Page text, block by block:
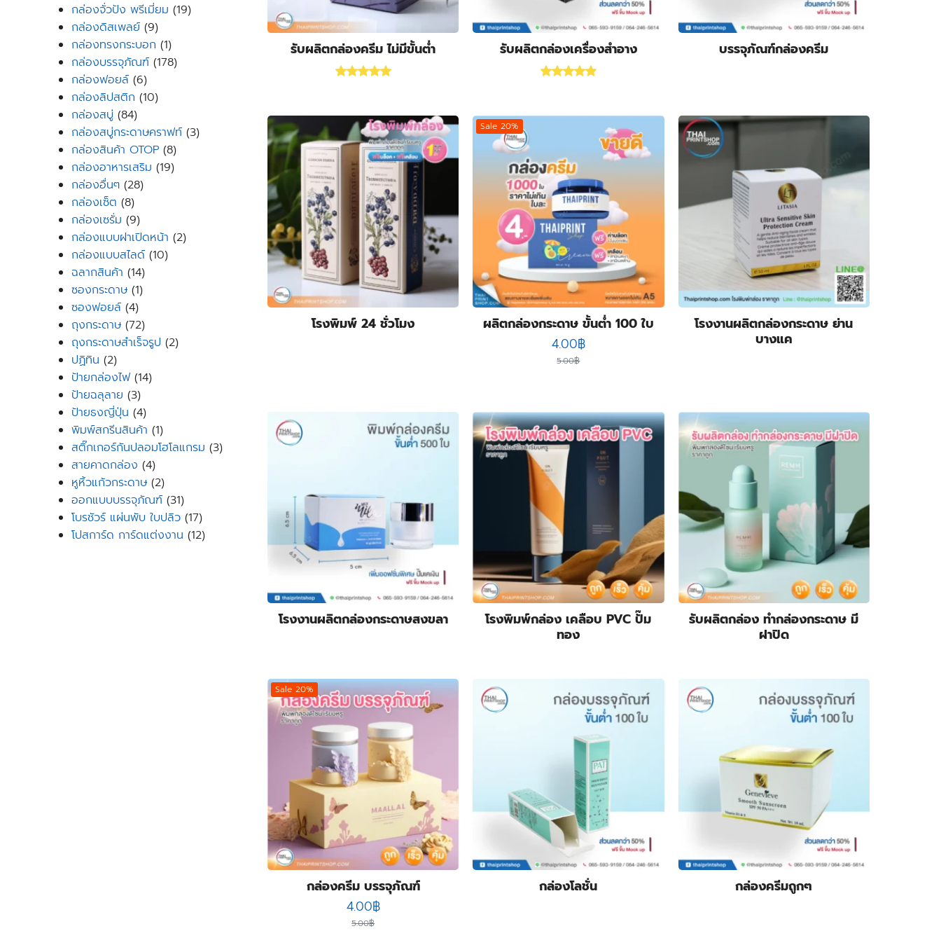
products
กล่องจั่วปัง พรีเมี่ยม 1919
กล่องดิสเพลย์ 99
products
กล่องทรงกระบอก 11
product
กล่องบรรจุภัณฑ์ 178178
กล่องฟอยล์ 66
products
กล่องลิปสติก 1010
กล่องสบู่ 8484
products
กล่องสบู่กระดาษคราฟท์ 33
กล่องสินค้า OTOP 88
products
กล่องอาหารเสริม 1919
กล่องอื่นๆ 2828
กล่องเซ็ต 88
products
กล่องเซรั่ม 99
products
กล่องแบบฝาเปิดหน้า 22
กล่องแบบสไลด์ 1010
ฉลากสินค้า 1414
products
ซองกระดาษ 11
ซองฟอยล์ 44
products
ถุงกระดาษ 7272
products
ถุงกระดาษสำเร็จรูป 22
ปฏิทิน 22
products
ป้ายกล่องไฟ 1414
ป้ายฉลุลาย 33
products
ป้ายธงญี่ปุ่น 44
products
พิมพ์สกรีนสินค้า 11
product
สติ๊กเกอร์กันปลอมโฮโลแกรม 33
สายคาดกล่อง 44
products
หูหิ้วแก้วกระดาษ 22
products
ออกแบบบรรจุภัณฑ์ 3131
products
โบรชัวร์ แผ่นพับ ใบปลิว 1717
products
โปสการ์ด การ์ดแต่งงาน 1212
รับผลิตกล่องครีม ไม่มีขั้นต่ำ
Rated5.00
รับผลิตกล่องเครื่องสําอาง
Rated5.00
บรรจุภัณฑ์กล่องครีม
โรงพิมพ์ 24 ชั่วโมง
Sale 20%
ผลิตกล่องกระดาษ ขั้นต่ำ 100 ใบ
5.00฿
Original
price
4.00฿Current
โรงงานผลิตกล่องกระดาษ ย่าน
บางแค
โรงงานผลิตกล่องกระดาษสงขลา
โรงพิมพ์กล่อง เคลือบ PVC ปั๊ม
ทอง
รับผลิตกล่อง ทำกล่องกระดาษ มี
ฝาปิด
Sale 20%
กล่องครีม บรรจุภัณฑ์
5.00฿
Original
price
4.00฿Current
กล่องโลชั่น กล่องครีมถูกๆ